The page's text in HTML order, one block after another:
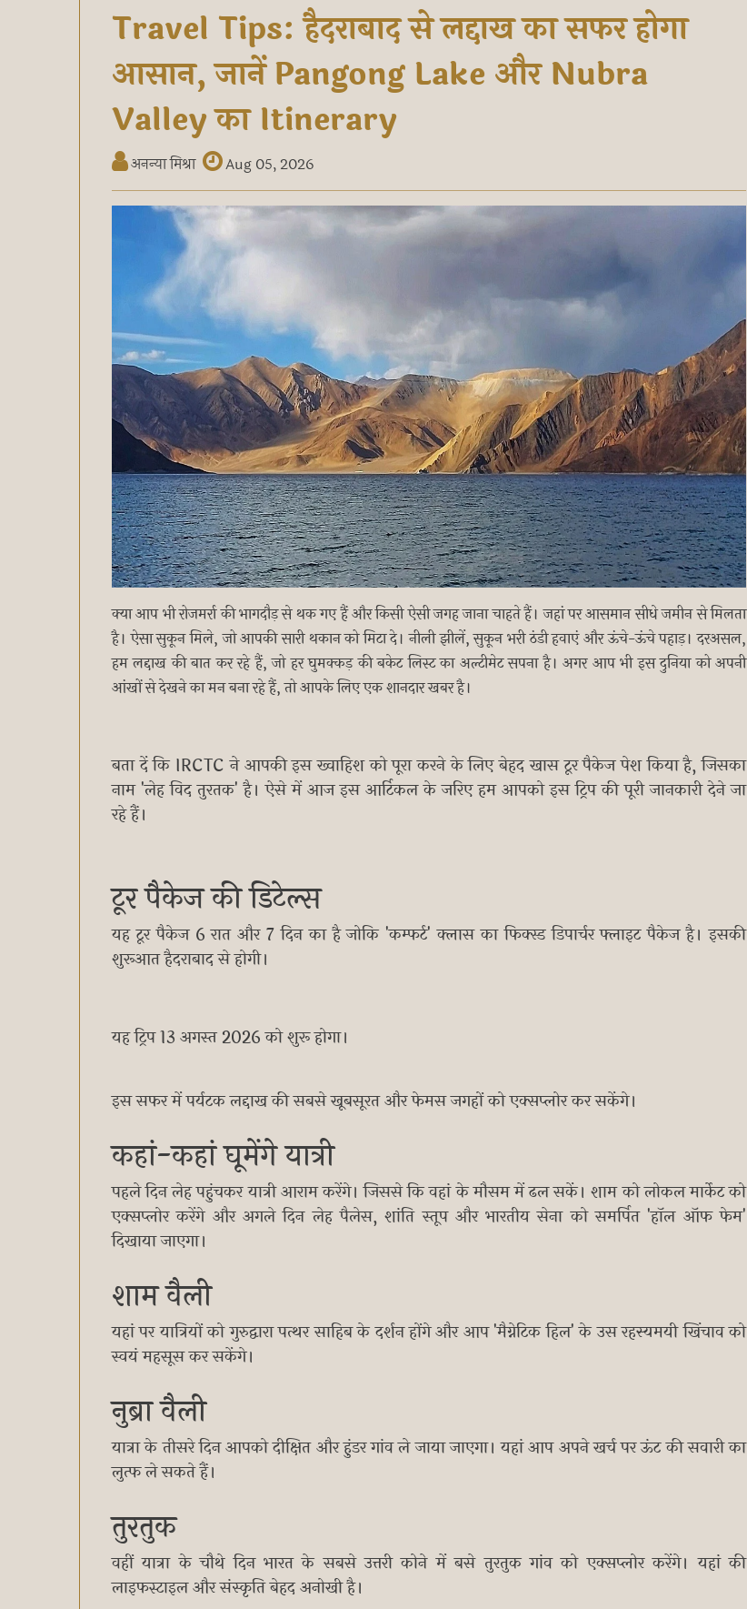
Travel Tips: हैदराबाद से लद्दाख का सफर होगा
आसान, जानें Pangong Lake और Nubra
Valley का Itinerary
अनन्या मिश्रा Aug 05, 2026
क्या आप भी रोजमर्रा की भागदौड़ से थक गए हैं और किसी ऐसी जगह जाना चाहते हैं। जहां पर आसमान सीधे जमीन से मिलता
है। ऐसा सुकून मिले, जो आपकी सारी थकान को मिटा दे। नीली झीलें, सुकून भरी ठंडी हवाएं और ऊंचे-ऊंचे पहाड़। दरअसल,
हम लद्दाख की बात कर रहे हैं, जो हर घुमक्कड़ की बकेट लिस्ट का अल्टीमेट सपना है। अगर आप भी इस दुनिया को अपनी
आंखों से देखने का मन बना रहे हैं, तो आपके लिए एक शानदार खबर है।
बता दें कि IRCTC ने आपकी इस ख्वाहिश को पूरा करने के लिए बेहद खास टूर पैकेज पेश किया है, जिसका
नाम 'लेह विद तुरतक' है। ऐसे में आज इस आर्टिकल के जरिए हम आपको इस ट्रिप की पूरी जानकारी देने जा
रहे हैं।
टूर पैकेज की डिटेल्स
यह टूर पैकेज 6 रात और 7 दिन का है जोकि 'कम्फर्ट' क्लास का फिक्स्ड डिपार्चर फ्लाइट पैकेज है। इसकी
शुरूआत हैदराबाद से होगी।
यह ट्रिप 13 अगस्त 2026 को शुरू होगा।
इस सफर में पर्यटक लद्दाख की सबसे खूबसूरत और फेमस जगहों को एक्सप्लोर कर सकेंगे।
कहां-कहां घूमेंगे यात्री
पहले दिन लेह पहुंचकर यात्री आराम करेंगे। जिससे कि वहां के मौसम में ढल सकें। शाम को लोकल मार्केट को
एक्सप्लोर करेंगे और अगले दिन लेह पैलेस, शांति स्तूप और भारतीय सेना को समर्पित 'हॉल ऑफ फेम'
दिखाया जाएगा।
शाम वैली
यहां पर यात्रियों को गुरुद्वारा पत्थर साहिब के दर्शन होंगे और आप 'मैग्नेटिक हिल' के उस रहस्यमयी खिंचाव को
स्वयं महसूस कर सकेंगे।
नुब्रा वैली
यात्रा के तीसरे दिन आपको दीक्षित और हुंडर गांव ले जाया जाएगा। यहां आप अपने खर्च पर ऊंट की सवारी का
लुत्फ ले सकते हैं।
तुरतुक
वहीं यात्रा के चौथे दिन भारत के सबसे उत्तरी कोने में बसे तुरतुक गांव को एक्सप्लोर करेंगे। यहां की
लाइफस्टाइल और संस्कृति बेहद अनोखी है।